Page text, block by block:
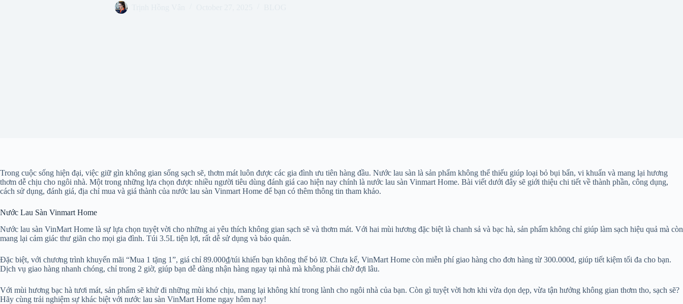
Trong cuộc sống hiện đại, việc giữ gìn không gian sống sạch sẽ, thơm mát luôn được các gia đình ưu tiên hàng đầu. Nước lau sàn là sản phẩm không thể thiếu giúp loại bỏ bụi bẩn, vi khuẩn và mang lại hương
thơm dễ chịu cho ngôi nhà. Một trong những lựa chọn được nhiều người tiêu dùng đánh giá cao hiện nay chính là nước lau sàn Vinmart Home. Bài viết dưới đây sẽ giới thiệu chi tiết về thành phần, công dụng,
cách sử dụng, đánh giá, địa chỉ mua và giá thành của nước lau sàn Vinmart Home để bạn có thêm thông tin tham khảo.
Nước Lau Sàn Vinmart Home
Nước lau sàn VinMart Home là sự lựa chọn tuyệt vời cho những ai yêu thích không gian sạch sẽ và thơm mát. Với hai mùi hương đặc biệt là chanh sả và bạc hà, sản phẩm không chỉ giúp làm sạch hiệu quả mà còn
mang lại cảm giác thư giãn cho mọi gia đình. Túi 3.5L tiện lợi, rất dễ sử dụng và bảo quản.
Đặc biệt, với chương trình khuyến mãi “Mua 1 tặng 1”, giá chỉ 89.000₫/túi khiến bạn không thể bỏ lỡ. Chưa kể, VinMart Home còn miễn phí giao hàng cho đơn hàng từ 300.000đ, giúp tiết kiệm tối đa cho bạn.
Dịch vụ giao hàng nhanh chóng, chỉ trong 2 giờ, giúp bạn dễ dàng nhận hàng ngay tại nhà mà không phải chờ đợi lâu.
Với mùi hương bạc hà tươi mát, sản phẩm sẽ khử đi những mùi khó chịu, mang lại không khí trong lành cho ngôi nhà của bạn. Còn gì tuyệt vời hơn khi vừa dọn dẹp, vừa tận hưởng không gian thơm tho, sạch sẽ?
Hãy cùng trải nghiệm sự khác biệt với nước lau sàn VinMart Home ngay hôm nay!